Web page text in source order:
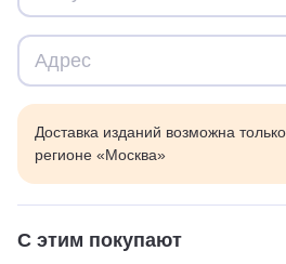
Доставка изданий возможна
регионе «Москва»
С этим покупают